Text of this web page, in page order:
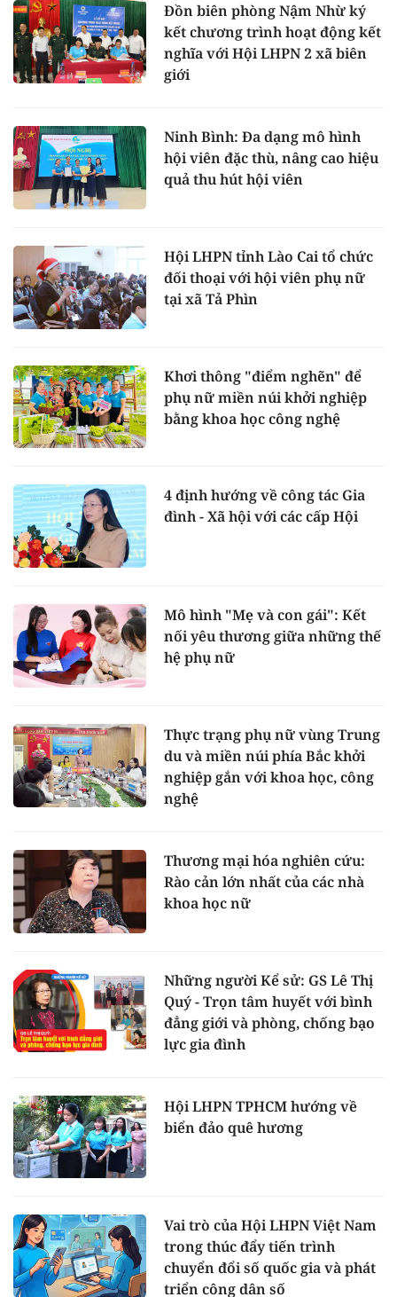
Đồn biên phòng Nậm Nhừ ký
kết chương trình hoạt động kết
nghĩa với Hội LHPN 2 xã biên
giới
Ninh Bình: Đa dạng mô hình
hội viên đặc thù, nâng cao hiệu
quả thu hút hội viên
Hội LHPN tỉnh Lào Cai tổ chức
đối thoại với hội viên phụ nữ
tại xã Tả Phìn
Khơi thông "điểm nghẽn" để
phụ nữ miền núi khởi nghiệp
bằng khoa học công nghệ
4 định hướng về công tác Gia
đình - Xã hội với các cấp Hội
Mô hình "Mẹ và con gái": Kết
nối yêu thương giữa những thế
hệ phụ nữ
Thực trạng phụ nữ vùng Trung
du và miền núi phía Bắc khởi
nghiệp gắn với khoa học, công
nghệ
Thương mại hóa nghiên cứu:
Rào cản lớn nhất của các nhà
khoa học nữ
Những người Kể sử: GS Lê Thị
Quý - Trọn tâm huyết với bình
đẳng giới và phòng, chống bạo
lực gia đình
Hội LHPN TPHCM hướng về
biển đảo quê hương
Vai trò của Hội LHPN Việt Nam
trong thúc đẩy tiến trình
chuyển đổi số quốc gia và phát
triển công dân số